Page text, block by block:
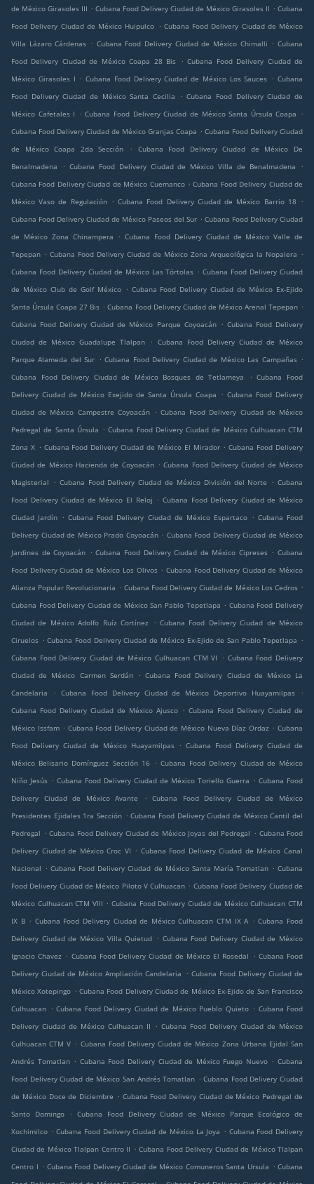
de México Girasoles III . Cubana Food Delivery Ciudad de México Girasoles II . Cubana
Food Delivery Ciudad de México Huipulco . Cubana Food Delivery Ciudad de México
Villa Lázaro Cárdenas . Cubana Food Delivery Ciudad de México Chimalli . Cubana
Food Delivery Ciudad de México Coapa 28 Bis
. Cubana Food Delivery Ciudad de
México Girasoles I . Cubana Food Delivery Ciudad de México Los Sauces . Cubana
Food Delivery Ciudad de México Santa Cecilia
. Cubana Food Delivery Ciudad de
México Cafetales I
. Cubana Food Delivery Ciudad de México Santa Úrsula Coapa
.
Cubana Food Delivery Ciudad de México Granjas Coapa . Cubana Food Delivery Ciudad
de México Coapa 2da Sección
.
Cubana Food Delivery Ciudad de México De
Benalmadena
. Cubana Food Delivery Ciudad de México Villa de Benalmadena
.
Cubana Food Delivery Ciudad de México Cuemanco . Cubana Food Delivery Ciudad de
México Vaso de Regulación . Cubana Food Delivery Ciudad de México Barrio 18
.
Cubana Food Delivery Ciudad de México Paseos del Sur . Cubana Food Delivery Ciudad
de México Zona Chinampera
. Cubana Food Delivery Ciudad de México Valle de
Tepepan . Cubana Food Delivery Ciudad de México Zona Arqueológica la Nopalera .
Cubana Food Delivery Ciudad de México Las Tórtolas . Cubana Food Delivery Ciudad
de México Club de Golf México . Cubana Food Delivery Ciudad de México Ex-Ejido
Santa Úrsula Coapa 27 Bis . Cubana Food Delivery Ciudad de México Arenal Tepepan .
Cubana Food Delivery Ciudad de México Parque Coyoacán . Cubana Food Delivery
Ciudad de México Guadalupe Tlalpan
. Cubana Food Delivery Ciudad de México
Parque Alameda del Sur . Cubana Food Delivery Ciudad de México Las Campañas .
Cubana Food Delivery Ciudad de México Bosques de Tetlameya
. Cubana Food
Delivery Ciudad de México Exejido de Santa Úrsula Coapa
. Cubana Food Delivery
Ciudad de México Campestre Coyoacán . Cubana Food Delivery Ciudad de México
Pedregal de Santa Úrsula . Cubana Food Delivery Ciudad de México Culhuacan CTM
Zona X . Cubana Food Delivery Ciudad de México El Mirador . Cubana Food Delivery
Ciudad de México Hacienda de Coyoacán . Cubana Food Delivery Ciudad de México
Magisterial
. Cubana Food Delivery Ciudad de México División del Norte . Cubana
Food Delivery Ciudad de México El Reloj . Cubana Food Delivery Ciudad de México
Ciudad Jardín . Cubana Food Delivery Ciudad de México Espartaco . Cubana Food
Delivery Ciudad de México Prado Coyoacán . Cubana Food Delivery Ciudad de México
Jardines de Coyoacán . Cubana Food Delivery Ciudad de México Cipreses . Cubana
Food Delivery Ciudad de México Los Olivos . Cubana Food Delivery Ciudad de México
Alianza Popular Revolucionaria . Cubana Food Delivery Ciudad de México Los Cedros .
Cubana Food Delivery Ciudad de México San Pablo Tepetlapa . Cubana Food Delivery
Ciudad de México Adolfo Ruíz Cortínez
. Cubana Food Delivery Ciudad de México
Ciruelos . Cubana Food Delivery Ciudad de México Ex-Ejido de San Pablo Tepetlapa .
Cubana Food Delivery Ciudad de México Culhuacan CTM VI
. Cubana Food Delivery
Ciudad de México Carmen Serdán
. Cubana Food Delivery Ciudad de México La
Candelaria
. Cubana Food Delivery Ciudad de México Deportivo Huayamilpas
.
Cubana Food Delivery Ciudad de México Ajusco . Cubana Food Delivery Ciudad de
México Issfam . Cubana Food Delivery Ciudad de México Nueva Díaz Ordaz . Cubana
Food Delivery Ciudad de México Huayamilpas
. Cubana Food Delivery Ciudad de
México Belisario Domínguez Sección 16
. Cubana Food Delivery Ciudad de México
Niño Jesús . Cubana Food Delivery Ciudad de México Toriello Guerra . Cubana Food
Delivery Ciudad de México Avante
. Cubana Food Delivery Ciudad de México
Presidentes Ejidales 1ra Sección . Cubana Food Delivery Ciudad de México Cantil del
Pedregal . Cubana Food Delivery Ciudad de México Joyas del Pedregal . Cubana Food
Delivery Ciudad de México Croc VI . Cubana Food Delivery Ciudad de México Canal
Nacional . Cubana Food Delivery Ciudad de México Santa María Tomatlan . Cubana
Food Delivery Ciudad de México Piloto V Culhuacan . Cubana Food Delivery Ciudad de
México Culhuacan CTM VIII . Cubana Food Delivery Ciudad de México Culhuacan CTM
IX B . Cubana Food Delivery Ciudad de México Culhuacan CTM IX A . Cubana Food
Delivery Ciudad de México Villa Quietud . Cubana Food Delivery Ciudad de México
Ignacio Chavez . Cubana Food Delivery Ciudad de México El Rosedal . Cubana Food
Delivery Ciudad de México Ampliación Candelaria
. Cubana Food Delivery Ciudad de
México Xotepingo . Cubana Food Delivery Ciudad de México Ex-Ejido de San Francisco
Culhuacan . Cubana Food Delivery Ciudad de México Pueblo Quieto . Cubana Food
Delivery Ciudad de México Culhuacan II
. Cubana Food Delivery Ciudad de México
Culhuacan CTM V . Cubana Food Delivery Ciudad de México Zona Urbana Ejidal San
Andrés Tomatlan . Cubana Food Delivery Ciudad de México Fuego Nuevo . Cubana
Food Delivery Ciudad de México San Andrés Tomatlan . Cubana Food Delivery Ciudad
de México Doce de Diciembre . Cubana Food Delivery Ciudad de México Pedregal de
Santo Domingo
. Cubana Food Delivery Ciudad de México Parque Ecológico de
Xochimilco . Cubana Food Delivery Ciudad de México La Joya . Cubana Food Delivery
Ciudad de México Tlalpan Centro II . Cubana Food Delivery Ciudad de México Tlalpan
Centro I . Cubana Food Delivery Ciudad de México Comuneros Santa Ursula . Cubana